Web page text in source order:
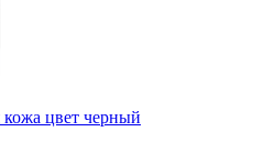
кожа цвет черный